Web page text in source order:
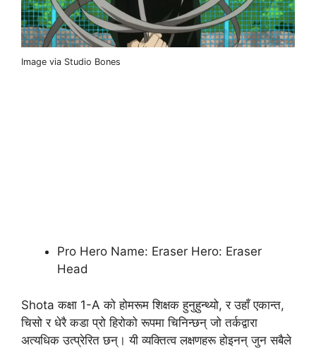
Image via Studio Bones
Pro Hero Name: Eraser Hero: Eraser
Head
Shota कक्षा 1-A को होमरूम शिक्षक हुनुहुन्थ्यो, र उहाँ एकान्त,
चिसो र धेरै कडा प्रो हिरोको रूपमा चिनिन्छन् जो तर्कद्वारा
अत्यधिक उत्प्रेरित छन्। यी व्यक्तित्व लक्षणहरू होइनन् जुन सबैले